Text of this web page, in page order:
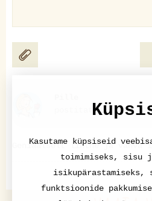
postitatud
Geniaalselt lihtne ja vahva
Kasutame küpsiseid
toimimiseks, sisu
isikupärastamiseks,
funktsioonide